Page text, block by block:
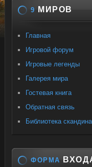
9 МИРОВ
Главная
Игровой форум
Игровые легенды
Галерея мира
Гостевая книга
Обратная связь
Библиотека
ФОРМА